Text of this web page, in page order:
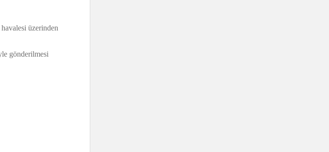
üzerinden
gönderilmesi